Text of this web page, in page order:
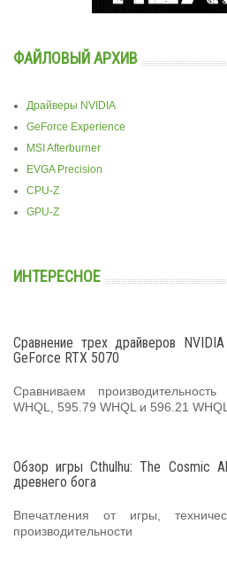
ФАЙЛОВЫЙ АРХИВ
Драйверы NVIDIA
GeForce Experience
MSI Afterburner
EVGA Precision
CPU-Z
GPU-Z
ИНТЕРЕСНОЕ
Сравнение трех драйверов
GeForce RTX 5070
Сравниваем
WHQL, 595.79 WHQL и 596.21 WHQL
Обзор игры Cthulhu: The Cosmic
древнего бога
Впечатления от игры,
производительности